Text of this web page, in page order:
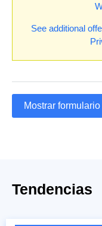
See additional
Mostrar
Tendencias